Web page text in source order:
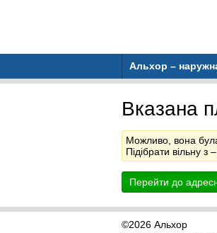
Альхор –
Вказана
Можливо, вона
Підібрати вільну з
Перейти до
©2026 Альхор